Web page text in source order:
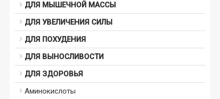
ДЛЯ МЫШЕЧНОЙ МАССЫ
ДЛЯ УВЕЛИЧЕНИЯ СИЛЫ
ДЛЯ ПОХУДЕНИЯ
ДЛЯ ВЫНОСЛИВОСТИ
ДЛЯ ЗДОРОВЬЯ
Аминокислоты